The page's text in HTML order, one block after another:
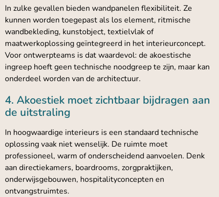
In zulke gevallen bieden wandpanelen flexibiliteit. Ze
kunnen worden toegepast als los element, ritmische
wandbekleding, kunstobject, textielvlak of
maatwerkoplossing geïntegreerd in het interieurconcept.
Voor ontwerpteams is dat waardevol: de akoestische
ingreep hoeft geen technische noodgreep te zijn, maar kan
onderdeel worden van de architectuur.
4. Akoestiek moet zichtbaar bijdragen aan
de uitstraling
In hoogwaardige interieurs is een standaard technische
oplossing vaak niet wenselijk. De ruimte moet
professioneel, warm of onderscheidend aanvoelen. Denk
aan directiekamers, boardrooms, zorgpraktijken,
onderwijsgebouwen, hospitalityconcepten en
ontvangstruimtes.